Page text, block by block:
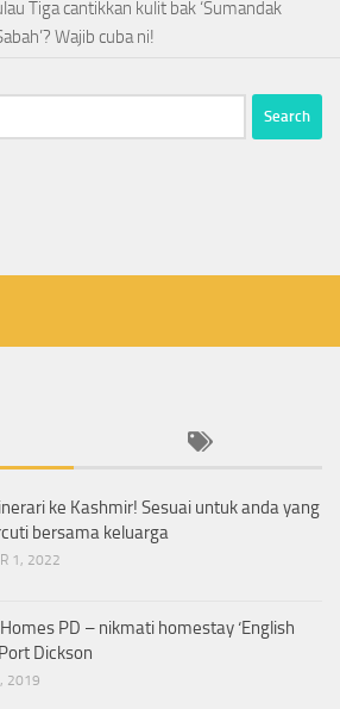
Tiga cantikkan kulit bak ‘Sumandak
Wajib cuba ni!
ke Kashmir! Sesuai untuk anda yang
bersama keluarga
1, 2022
PD – nikmati homestay ‘English
Dickson
2019